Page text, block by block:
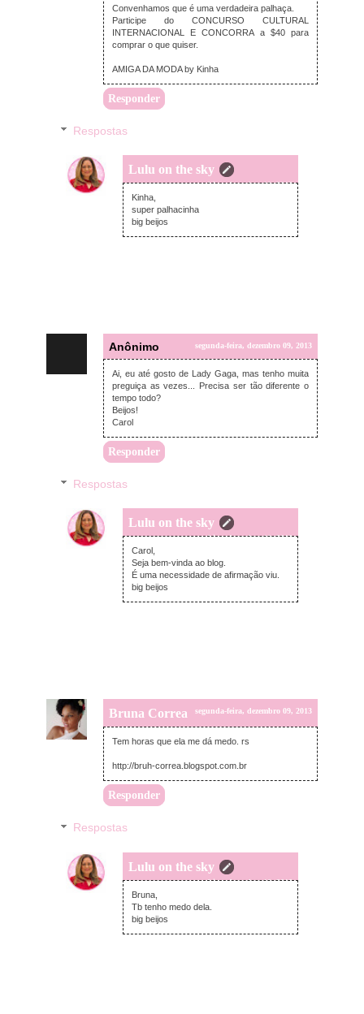
Convenhamos que é uma verdadeira palhaça.
Participe do CONCURSO CULTURAL
INTERNACIONAL E CONCORRA a $40 para
comprar o que quiser.
AMIGA DA MODA by Kinha
Responder
Respostas
Lulu on the sky
terça-feira, dezembro 10, 2013
Kinha,
super palhacinha
big beijos
Anônimo segunda-feira, dezembro 09, 2013
Ai, eu até gosto de Lady Gaga, mas tenho muita
preguiça as vezes... Precisa ser tão diferente o
tempo todo?
Beijos!
Carol
Responder
Respostas
Lulu on the sky
terça-feira, dezembro 10, 2013
Carol,
Seja bem-vinda ao blog.
É uma necessidade de afirmação viu.
big beijos
Bruna Correa segunda-feira, dezembro 09, 2013
Tem horas que ela me dá medo. rs
http://bruh-correa.blogspot.com.br
Responder
Respostas
Lulu on the sky
terça-feira, dezembro 10, 2013
Bruna,
Tb tenho medo dela.
big beijos